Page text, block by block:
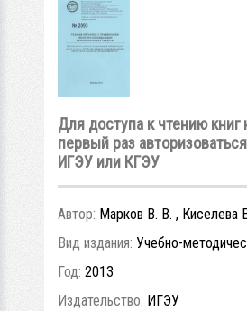
Для доступа к чтению книг
первый раз
ИГЭУ или КГЭУ
Автор: Марков В. В. , Киселева
Вид издания: Учебно-
Год: 2013
Издательство: ИГЭУ